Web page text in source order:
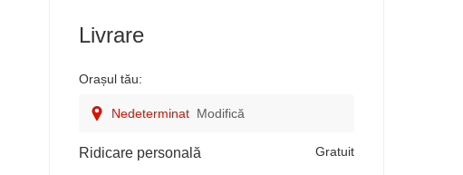
Livrare
Orașul tău:
Nedeterminat Modifică
Ridicare personală Gratuit